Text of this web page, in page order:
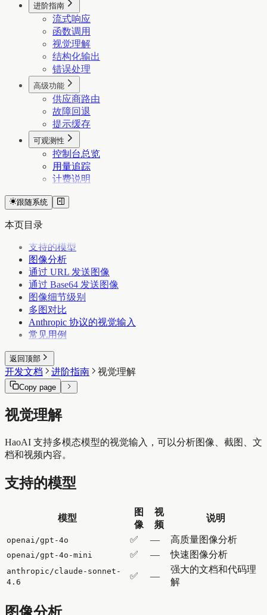
进阶指南
流式响应
函数调用
视觉理解
结构化输出
错误处理
高级功能
供应商路由
故障回退
提示缓存
可观测性
控制台总览
用量追踪
计费说明
跟随系统
本页目录
支持的模型
图像分析
通过 URL 发送图像
通过 Base64 发送图像
图像细节级别
多图对比
Anthropic 协议的视觉输入
常见用例
返回顶部
开发文档 进阶指南 视觉理解
Copy page
视觉理解
HaoAI 支持多模态模型的视觉输入，可以分析图像、截图、文
档和视频内容。
支持的模型
模型
图
像
视
频
说明
openai/gpt-4o ✅ — 高质量图像分析
openai/gpt-4o-mini ✅ — 快速图像分析
anthropic/claude-sonnet-
4.6
✅ —
强大的文档和代码理
解
图像分析